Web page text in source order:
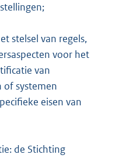
stelsel van regels,
aspecten voor het
van
of systemen
eisen van
de Stichting